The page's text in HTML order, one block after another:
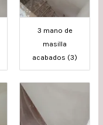
3 mano de
masilla
acabados (3)